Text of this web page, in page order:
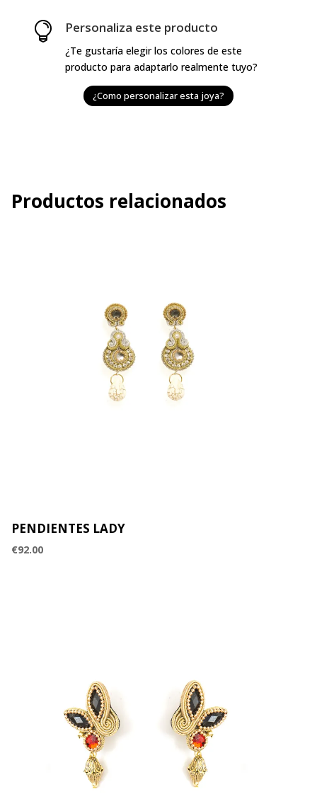
 Personaliza este producto
¿Te gustaría elegir los colores de este
producto para adaptarlo realmente tuyo?
¿Como personalizar esta joya?
Productos relacionados
PENDIENTES LADY
€92.00